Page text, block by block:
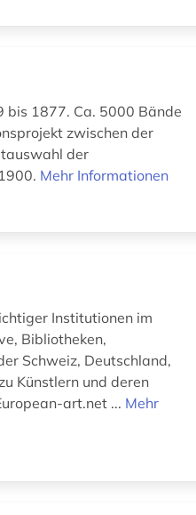
bis 1877. Ca. 5000 Bände
zwischen der
der
Mehr Informationen
Institutionen im
Bibliotheken,
Schweiz, Deutschland,
Künstlern und deren
art.net ... Mehr